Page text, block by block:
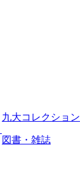
九大コレクション
図書・雑誌